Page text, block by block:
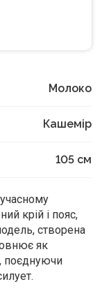
Молоко
Кашемір
105 см
крій і пояс,
створена
як
поєднуючи